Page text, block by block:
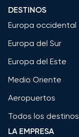
DESTINOS
Europa occidental
Europa del Sur
Europa del Este
Medio Oriente
Aeropuertos
Todos los destinos
LA EMPRESA